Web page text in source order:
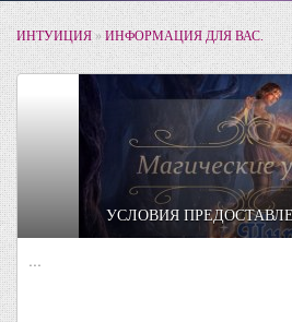
ИНТУИЦИЯ»ИНФОРМАЦИЯ ДЛЯ ВАС.
УСЛОВИЯ
...